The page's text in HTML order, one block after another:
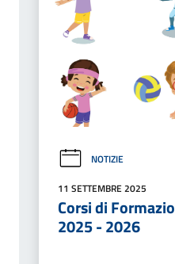
NOTIZIE
11 SETTEMBRE 2025
Corsi di
2025 - 2026